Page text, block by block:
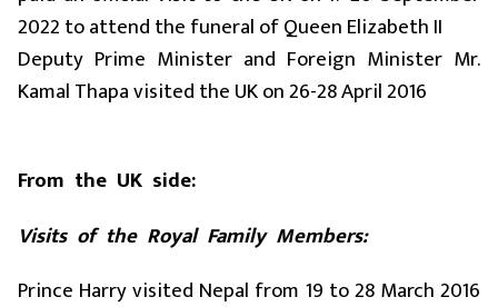
2022 to attend the funeral of Queen Elizabeth II
Deputy Prime Minister and Foreign Minister Mr.
Kamal Thapa visited the UK on 26-28 April 2016
From the UK side:
Visits of the Royal Family Members:
Prince Harry visited Nepal from 19 to 28 March 2016